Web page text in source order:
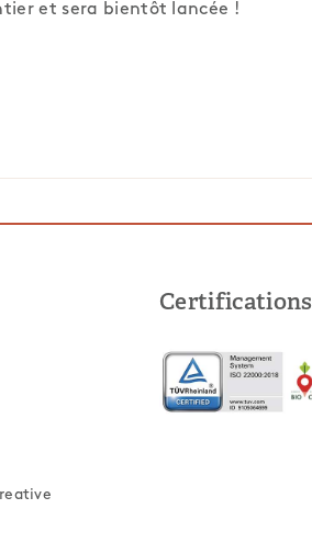
et sera bientôt lancée !
Certifications